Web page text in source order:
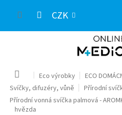
CZK
Domů Eco výrobky
ECO
Svíčky, difuzéry, vůně
Přírodní
Přírodní vonná svíčka palmová -
hvězda